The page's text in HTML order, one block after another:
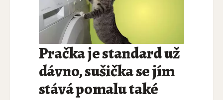
Pračka je standard už
dávno, sušička se jím
stává pomalu také